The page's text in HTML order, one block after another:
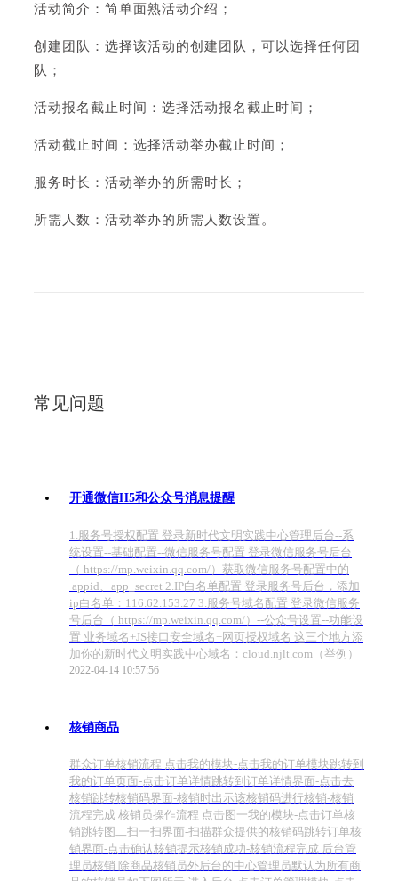
活动简介：简单面熟活动介绍；
创建团队：选择该活动的创建团队，可以选择任何团
队；
活动报名截止时间：选择活动报名截止时间；
活动截止时间：选择活动举办截止时间；
服务时长：活动举办的所需时长；
所需人数：活动举办的所需人数设置。
常见问题
开通微信H5和公众号消息提醒
1.服务号授权配置 登录新时代文明实践中心管理后台--系
统设置--基础配置--微信服务号配置 登录微信服务号后台
（ https://mp.weixin.qq.com/）获取微信服务号配置中的
appid、app_secret 2.IP白名单配置 登录服务号后台，添加
ip白名单：116.62.153.27 3.服务号域名配置 登录微信服务
号后台（ https://mp.weixin.qq.com/）--公众号设置--功能设
置 业务域名+JS接口安全域名+网页授权域名 这三个地方添
加你的新时代文明实践中心域名：cloud.njlt.com（举例）
2022-04-14 10:57:56
核销商品
群众订单核销流程 点击我的模块-点击我的订单模块跳转到
我的订单页面-点击订单详情跳转到订单详情界面-点击去
核销跳转核销码界面-核销时出示该核销码进行核销-核销
流程完成 核销员操作流程 点击图一我的模块-点击订单核
销跳转图二扫一扫界面-扫描群众提供的核销码跳转订单核
销界面-点击确认核销提示核销成功-核销流程完成 后台管
理员核销 除商品核销员外后台的中心管理员默认为所有商